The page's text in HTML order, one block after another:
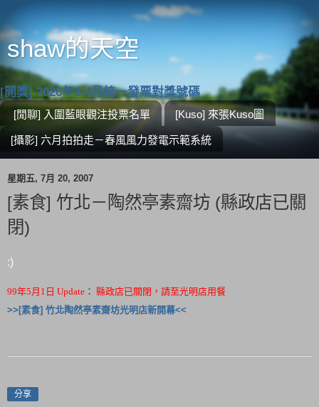
shaw的天空
[開獎] 2026年3-4月統一發票對獎號碼
[閒聊] 入圍藍眼觀注投票名單 [Kuso] 來張Kuso圖
[攝影] 六月拍拍走－春風風力發電示範系統
星期五, 7月 20, 2007
[素食] 竹北－陶然亭素齋坊 (縣政店已關
閉)
:)
99年5月1日 Update ： 縣政店已關閉，請至光明店用餐
>>[素食] 竹北陶然亭素齋坊光明店新開幕<<
分享